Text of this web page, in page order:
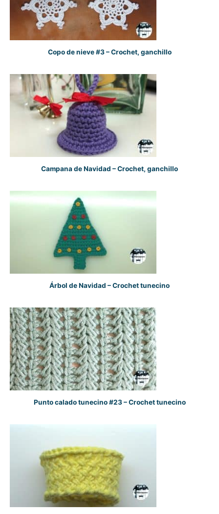
Copo de nieve #3 – Crochet, ganchillo
Campana de Navidad – Crochet, ganchillo
Árbol de Navidad – Crochet tunecino
Punto calado tunecino #23 – Crochet tunecino